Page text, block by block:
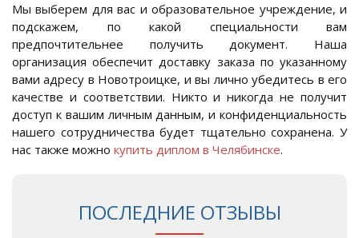
Мы выберем для вас и образовательное учреждение, и
подскажем, по какой специальности вам
предпочтительнее получить документ. Наша
организация обеспечит доставку заказа по указанному
вами адресу в Новотроицке, и вы лично убедитесь в его
качестве и соответствии. Никто и никогда не получит
доступ к вашим личным данным, и конфиденциальность
нашего сотрудничества будет тщательно сохранена. У
нас также можно купить диплом в Челябинске.
ПОСЛЕДНИЕ ОТЗЫВЫ